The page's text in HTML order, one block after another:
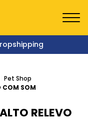
Pet Shop
COM SOM
RELEVO